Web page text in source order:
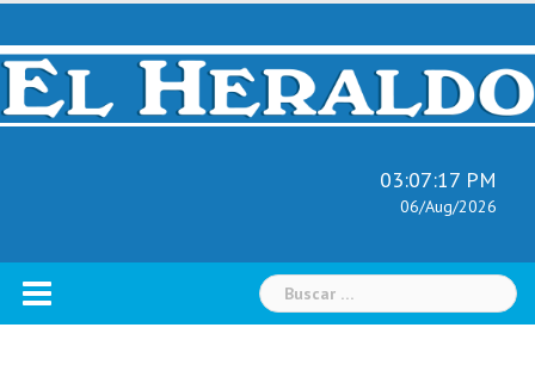
Skip
content
03:07:18 PM
06/Aug/2026
Buscar: